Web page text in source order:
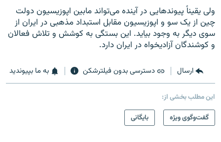
ولی یقیناً پیوندهایی در آینده می‌تواند مابین اپوزیسیون دولت
چین از یک سو و اپوزیسیون مقابل استبداد مذهبی در ایران از
سوی دیگر به وجود بیاید. این بستگی به کوشش و تلاش فعالان
و کوشندگان آزادیخواه در ایران دارد.
ارسال دسترسی بدون فیلترشکن به ما بپیوندید
این مطلب بخشی از:
گفت‌وگوی ویژه
بایگانی